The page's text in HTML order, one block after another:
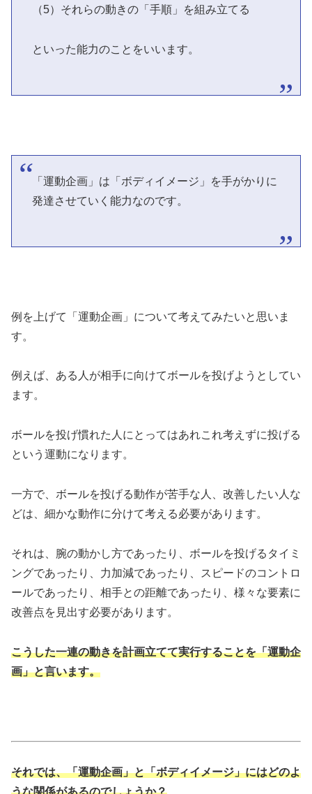
（5）それらの動きの「手順」を組み立てる
といった能力のことをいいます。
「運動企画」は「ボディイメージ」を手がかりに
発達させていく能力なのです。
例を上げて「運動企画」について考えてみたいと思いま
す。
例えば、ある人が相手に向けてボールを投げようとしてい
ます。
ボールを投げ慣れた人にとってはあれこれ考えずに投げる
という運動になります。
一方で、ボールを投げる動作が苦手な人、改善したい人な
どは、細かな動作に分けて考える必要があります。
それは、腕の動かし方であったり、ボールを投げるタイミ
ングであったり、力加減であったり、スピードのコントロ
ールであったり、相手との距離であったり、様々な要素に
改善点を見出す必要があります。
こうした一連の動きを計画立てて実行することを「運動企
画」と言います。
それでは、「運動企画」と「ボディイメージ」にはどのよ
うな関係があるのでしょうか？